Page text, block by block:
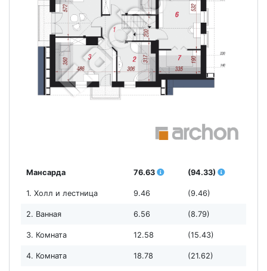
Мансарда 76.63 (94.33)
1. Холл и лестница 9.46 (9.46)
2. Ванная 6.56 (8.79)
3. Комната 12.58 (15.43)
4. Комната 18.78 (21.62)